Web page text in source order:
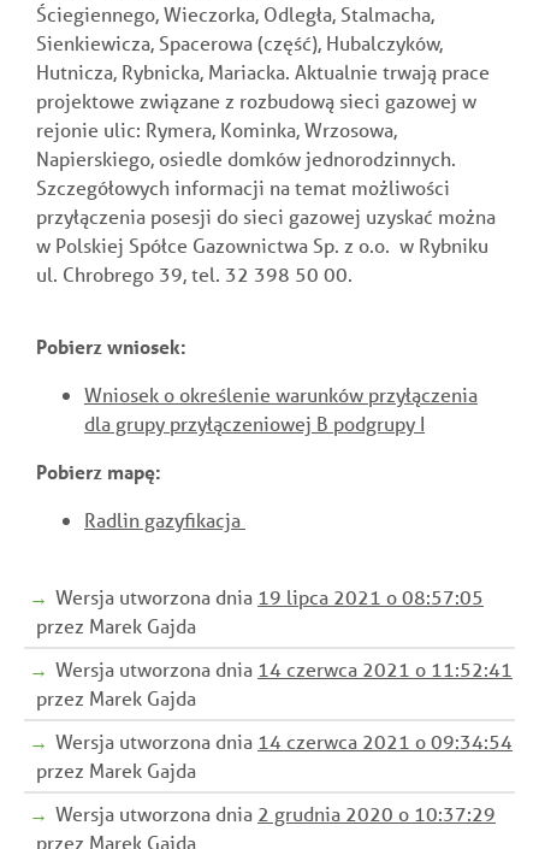
Ściegiennego, Wieczorka, Odległa, Stalmacha,
Sienkiewicza, Spacerowa (część), Hubalczyków,
Hutnicza, Rybnicka, Mariacka. Aktualnie trwają prace
projektowe związane z rozbudową sieci gazowej w
rejonie ulic: Rymera, Kominka, Wrzosowa,
Napierskiego, osiedle domków jednorodzinnych.
Szczegółowych informacji na temat możliwości
przyłączenia posesji do sieci gazowej uzyskać można
w Polskiej Spółce Gazownictwa Sp. z o.o. w Rybniku
ul. Chrobrego 39, tel. 32 398 50 00.
Pobierz wniosek:
Wniosek o określenie warunków przyłączenia
dla grupy przyłączeniowej B podgrupy I
Pobierz mapę:
Radlin gazyfikacja
Wersja utworzona dnia 19 lipca 2021 o 08:57:05
przez Marek Gajda
Wersja utworzona dnia 14 czerwca 2021 o 11:52:41
przez Marek Gajda
Wersja utworzona dnia 14 czerwca 2021 o 09:34:54
przez Marek Gajda
Wersja utworzona dnia 2 grudnia 2020 o 10:37:29
przez Marek Gajda